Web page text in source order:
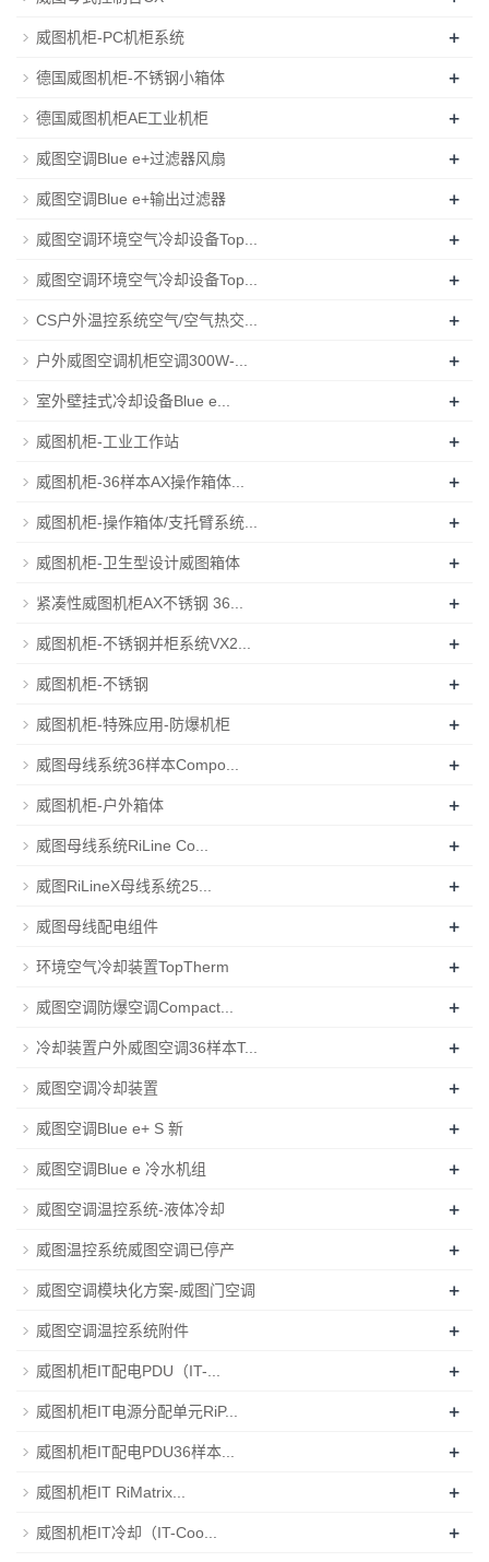
威图机柜-PC机柜系统 +
德国威图机柜-不锈钢小箱体 +
德国威图机柜AE工业机柜 +
威图空调Blue e+过滤器风扇 +
威图空调Blue e+输出过滤器 +
威图空调环境空气冷却设备Top... +
威图空调环境空气冷却设备Top... +
CS户外温控系统空气/空气热交... +
户外威图空调机柜空调300W-... +
室外壁挂式冷却设备Blue e... +
威图机柜-工业工作站 +
威图机柜-36样本AX操作箱体... +
威图机柜-操作箱体/支托臂系统... +
威图机柜-卫生型设计威图箱体 +
紧凑性威图机柜AX不锈钢 36... +
威图机柜-不锈钢并柜系统VX2... +
威图机柜-不锈钢 +
威图机柜-特殊应用-防爆机柜 +
威图母线系统36样本Compo... +
威图机柜-户外箱体 +
威图母线系统RiLine Co... +
威图RiLineX母线系统25... +
威图母线配电组件 +
环境空气冷却装置TopTherm +
威图空调防爆空调Compact... +
冷却装置户外威图空调36样本T... +
威图空调冷却装置 +
威图空调Blue e+ S 新 +
威图空调Blue e 冷水机组 +
威图空调温控系统-液体冷却 +
威图温控系统威图空调已停产 +
威图空调模块化方案-威图门空调 +
威图空调温控系统附件 +
威图机柜IT配电PDU（IT-... +
威图机柜IT电源分配单元RiP... +
威图机柜IT配电PDU36样本... +
威图机柜IT RiMatrix... +
威图机柜IT冷却（IT-Coo... +